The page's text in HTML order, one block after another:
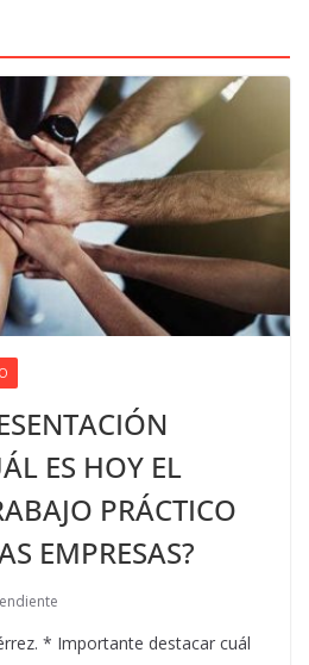
ES HOY EL
PRÁCTICO
EMPRESAS?
* Importante destacar cuál